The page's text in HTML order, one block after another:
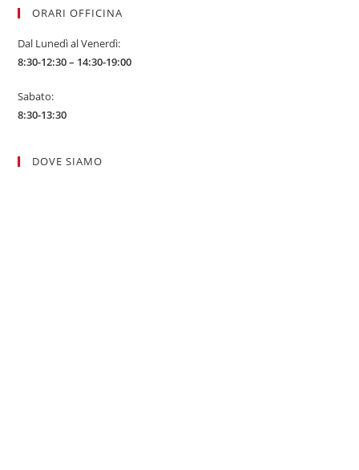
ORARI OFFICINA
Dal Lunedì al Venerdì:
8:30-12:30 – 14:30-19:00
Sabato:
8:30-13:30
DOVE SIAMO